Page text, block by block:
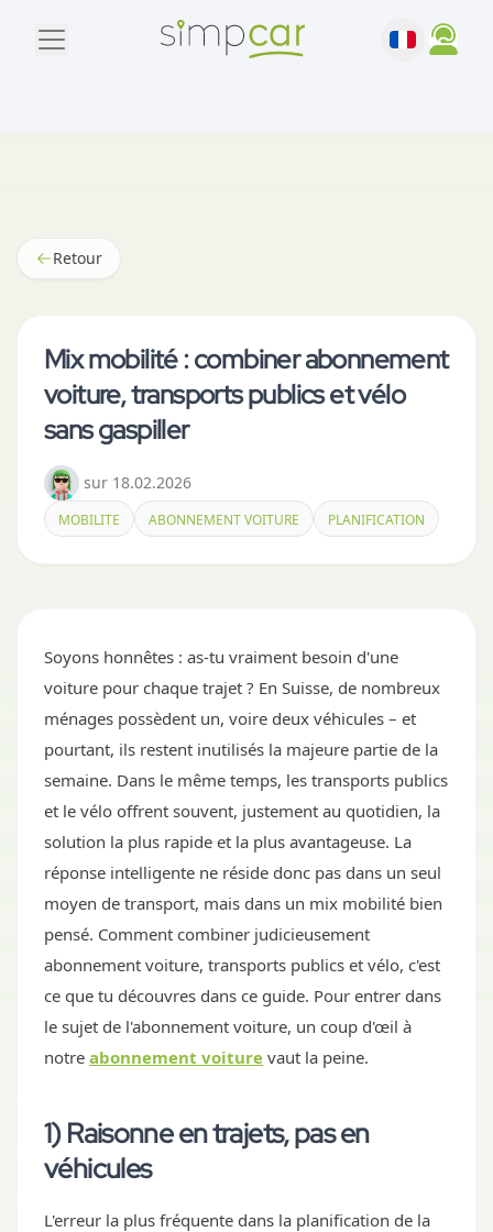
Retour
Mix mobilité : combiner abonnement
voiture, transports publics et vélo
sans gaspiller
sur 18.02.2026
MOBILITE ABONNEMENT VOITURE PLANIFICATION
Soyons honnêtes : as-tu vraiment besoin d'une
voiture pour chaque trajet ? En Suisse, de nombreux
ménages possèdent un, voire deux véhicules – et
pourtant, ils restent inutilisés la majeure partie de la
semaine. Dans le même temps, les transports publics
et le vélo offrent souvent, justement au quotidien, la
solution la plus rapide et la plus avantageuse. La
réponse intelligente ne réside donc pas dans un seul
moyen de transport, mais dans un mix mobilité bien
pensé. Comment combiner judicieusement
abonnement voiture, transports publics et vélo, c'est
ce que tu découvres dans ce guide. Pour entrer dans
le sujet de l'abonnement voiture, un coup d'œil à
notre abonnement voiture vaut la peine.
1) Raisonne en trajets, pas en
véhicules
L'erreur la plus fréquente dans la planification de la